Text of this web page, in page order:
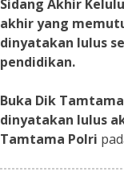
Sidang Akhir
akhir yang
dinyatakan lulus
pendidikan.
Buka Dik
dinyatakan lulus
Tamtama Polri